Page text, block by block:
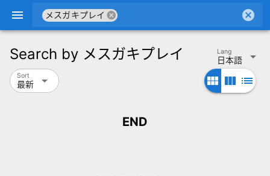
menu メスガキプレイ cancel cancel
Search by メスガキプレイ 日本語
Lang arrow_drop_down
最新
Sort arrow_drop_down view_module view_column list
END